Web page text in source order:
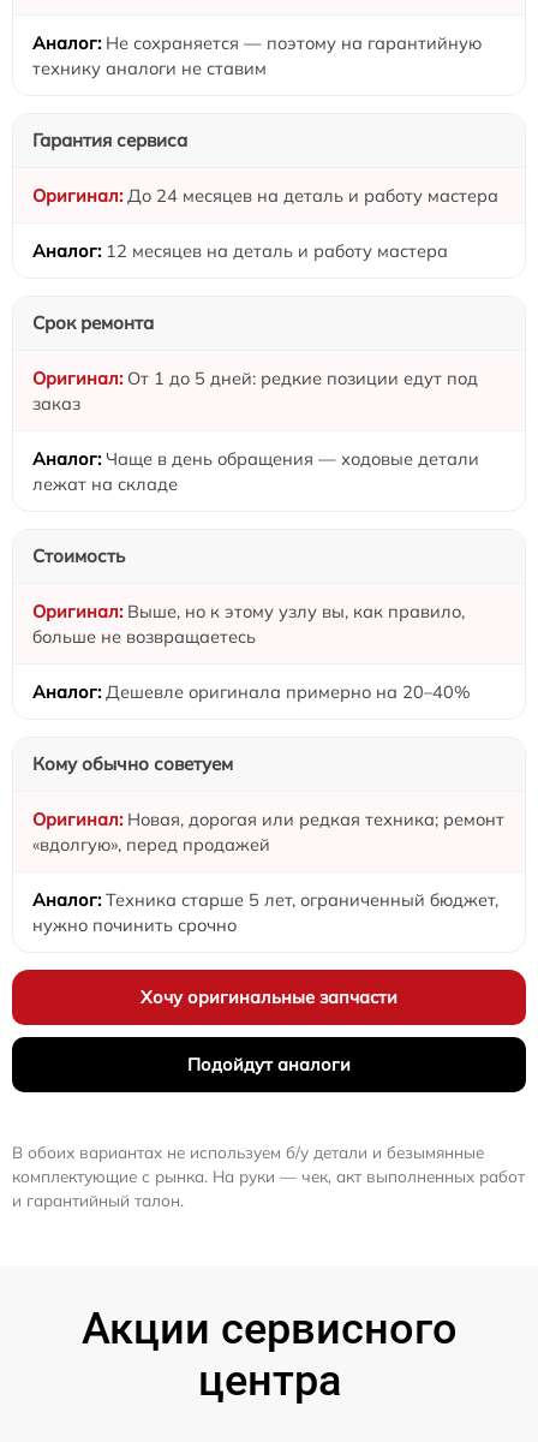
Не сохраняется — поэтому на гарантийную
технику аналоги не ставим
Гарантия сервиса
До 24 месяцев на деталь и работу мастера
12 месяцев на деталь и работу мастера
Срок ремонта
От 1 до 5 дней: редкие позиции едут под
заказ
Чаще в день обращения — ходовые детали
лежат на складе
Стоимость
Выше, но к этому узлу вы, как правило,
больше не возвращаетесь
Дешевле оригинала примерно на 20–40%
Кому обычно советуем
Новая, дорогая или редкая техника; ремонт
«вдолгую», перед продажей
Техника старше 5 лет, ограниченный бюджет,
нужно починить срочно
Хочу оригинальные запчасти
Подойдут аналоги
В обоих вариантах не используем б/у детали и безымянные
комплектующие с рынка. На руки — чек, акт выполненных работ
и гарантийный талон.
Акции сервисного
центра